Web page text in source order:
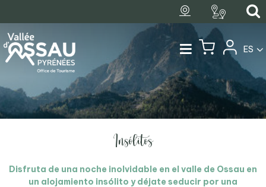
ES
Insólitos
Disfruta de una noche inolvidable en el valle de Ossau en
un alojamiento insólito y déjate seducir por una